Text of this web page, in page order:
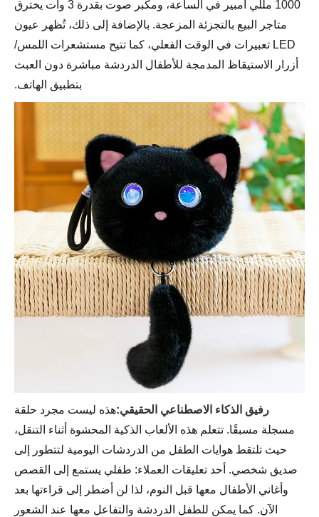
1000 مللي أمبير في الساعة، ومكبر صوت بقدرة 3 وات يخترق
متاجر البيع بالتجزئة المزعجة. بالإضافة إلى ذلك، تُظهر عيون
LED تعبيرات في الوقت الفعلي، كما تتيح مستشعرات اللمس/
أزرار الاستيقاظ المدمجة للأطفال الدردشة مباشرة دون العبث
بتطبيق الهاتف.
رفيق الذكاء الاصطناعي الحقيقي:هذه ليست مجرد حلقة
مسجلة مسبقًا. تتعلم هذه الألعاب الذكية المحشوة أثناء التنقل،
حيث تلتقط هوايات الطفل من الدردشات اليومية لتتطور إلى
صديق شخصي. أحد تعليقات العملاء: طفلي يستمع إلى القصص
وأغاني الأطفال معها قبل النوم، لذا لن أضطر إلى قراءتها بعد
الآن. كما يمكن للطفل الدردشة والتفاعل معها عند الشعور